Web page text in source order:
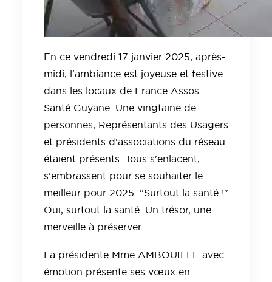
En ce vendredi 17 janvier 2025, après-
midi, l'ambiance est joyeuse et festive
dans les locaux de France Assos
Santé Guyane. Une vingtaine de
personnes, Représentants des Usagers
et présidents d'associations du réseau
étaient présents. Tous s'enlacent,
s'embrassent pour se souhaiter le
meilleur pour 2025. "Surtout la santé !"
Oui, surtout la santé. Un trésor, une
merveille à préserver...
La présidente Mme AMBOUILLE avec
émotion présente ses vœux en